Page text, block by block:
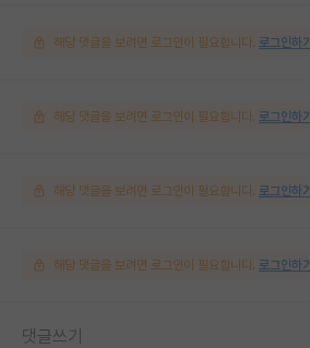
해당 댓글을 보려면 로그인이 필요합니다. 로그인하기
해당 댓글을 보려면 로그인이 필요합니다. 로그인하기
해당 댓글을 보려면 로그인이 필요합니다. 로그인하기
해당 댓글을 보려면 로그인이 필요합니다. 로그인하기
댓글쓰기